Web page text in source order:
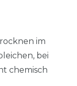
im
bei
chemisch